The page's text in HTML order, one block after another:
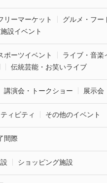
リーマーケット
グルメ・フー
設イベント
ポーツイベント
ライブ・音楽
伝統芸能・お笑いライブ
講演会・トークショー 展示会
ィビティ その他のイベント
間際
ショッピング施設